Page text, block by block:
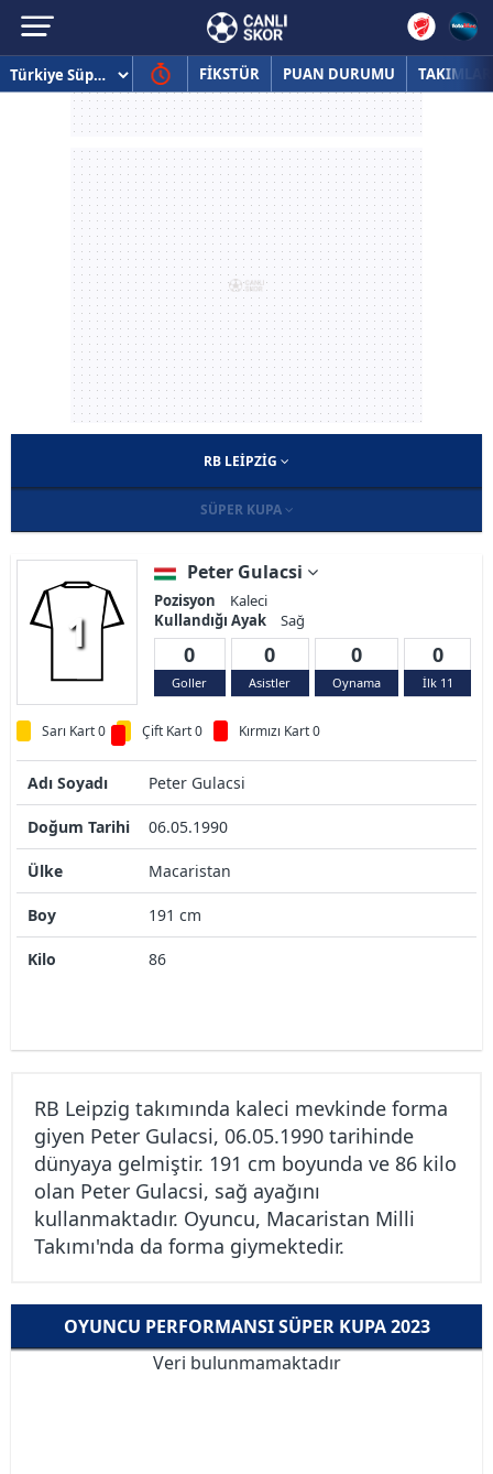
FİKSTÜR PUAN DURUMU TAKIMLAR
RB LEIPZIG
SÜPER KUPA
1
Peter Gulacsi
Pozisyon
Kaleci
Kullandığı Ayak
Sağ
0
Goller
0
Asistler
0
Oynama
0
İlk 11
Sarı Kart 0 Çift Kart 0 Kırmızı Kart 0
Adı Soyadı Peter Gulacsi
Doğum Tarihi 06.05.1990
Ülke Macaristan
Boy 191 cm
Kilo 86
RB Leipzig takımında kaleci mevkinde forma
giyen Peter Gulacsi, 06.05.1990 tarihinde
dünyaya gelmiştir. 191 cm boyunda ve 86 kilo
olan Peter Gulacsi, sağ ayağını
kullanmaktadır. Oyuncu, Macaristan Milli
Takımı'nda da forma giymektedir.
OYUNCU PERFORMANSI SÜPER KUPA 2023
Veri bulunmamaktadır